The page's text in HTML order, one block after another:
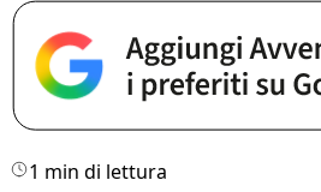
1 min di lettura